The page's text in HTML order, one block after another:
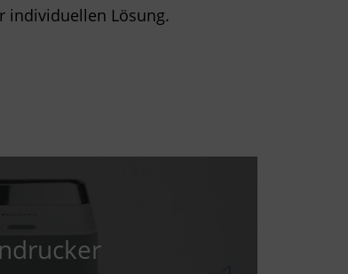
individuellen Lösung.